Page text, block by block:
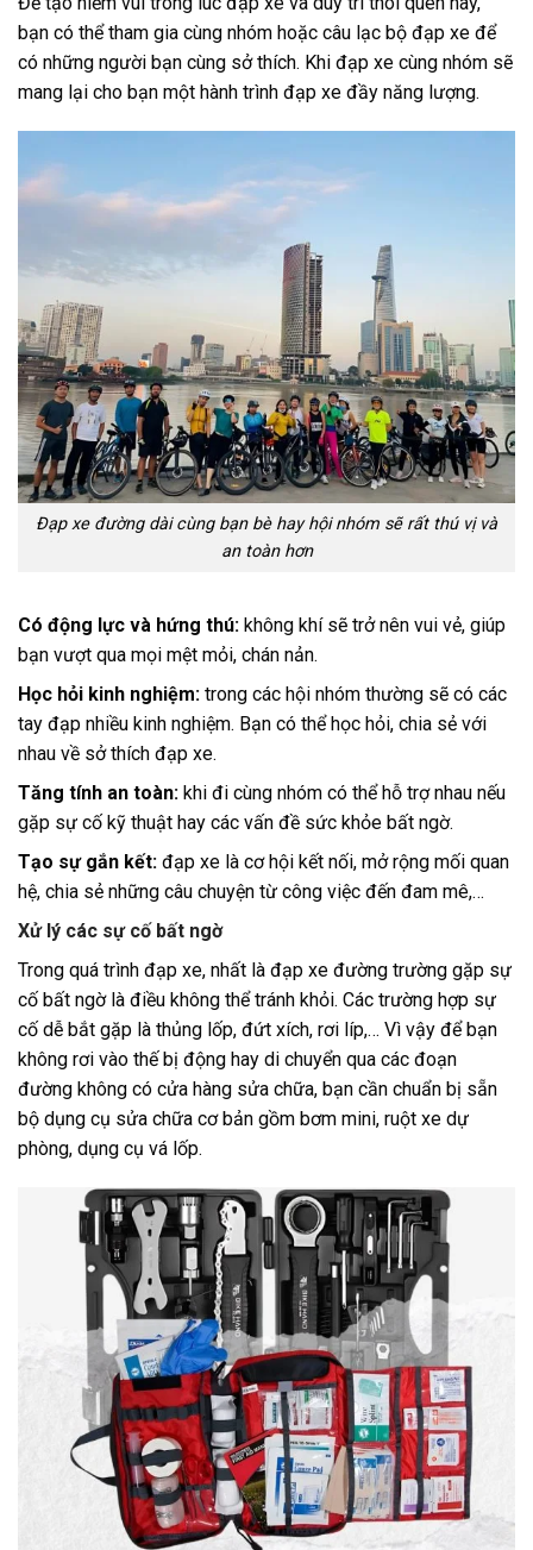
bạn có thể tham gia cùng nhóm hoặc câu lạc bộ đạp xe để
có những người bạn cùng sở thích. Khi đạp xe cùng nhóm sẽ
mang lại cho bạn một hành trình đạp xe đầy năng lượng.
Đạp xe đường dài cùng bạn bè hay hội nhóm sẽ rất thú vị và
an toàn hơn
Có động lực và hứng thú: không khí sẽ trở nên vui vẻ, giúp
bạn vượt qua mọi mệt mỏi, chán nản.
Học hỏi kinh nghiệm: trong các hội nhóm thường sẽ có các
tay đạp nhiều kinh nghiệm. Bạn có thể học hỏi, chia sẻ với
nhau về sở thích đạp xe.
Tăng tính an toàn: khi đi cùng nhóm có thể hỗ trợ nhau nếu
gặp sự cố kỹ thuật hay các vấn đề sức khỏe bất ngờ.
Tạo sự gắn kết: đạp xe là cơ hội kết nối, mở rộng mối quan
hệ, chia sẻ những câu chuyện từ công việc đến đam mê,…
Xử lý các sự cố bất ngờ
Trong quá trình đạp xe, nhất là đạp xe đường trường gặp sự
cố bất ngờ là điều không thể tránh khỏi. Các trường hợp sự
cố dễ bắt gặp là thủng lốp, đứt xích, rơi líp,… Vì vậy để bạn
không rơi vào thế bị động hay di chuyển qua các đoạn
đường không có cửa hàng sửa chữa, bạn cần chuẩn bị sẵn
bộ dụng cụ sửa chữa cơ bản gồm bơm mini, ruột xe dự
phòng, dụng cụ vá lốp.